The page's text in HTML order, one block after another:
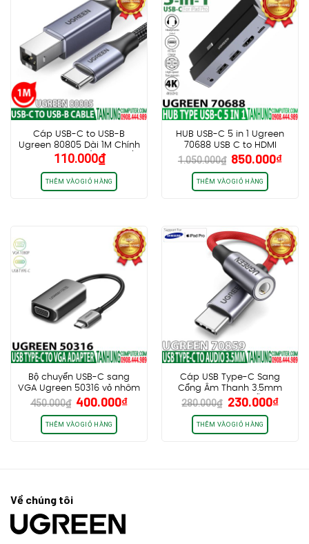
Cáp USB-C to USB-B
Ugreen 80805 Dài 1M Chính
hãng cao cấp (Vỏ Nhôm)
110.000₫
THÊM VÀO GIỎ HÀNG
HUB USB-C 5 in 1 Ugreen
70688 USB C to HDMI
4K60Hz + USB 3.0 + Audio
3.5mm + PD Power Delivery
100W (Dành cho iPad Pro)
1.050.000₫ Giá
gốc
là:
1.050.000₫.
850.000₫Giá
THÊM VÀO GIỎ HÀNG
Bộ chuyển USB-C sang
VGA Ugreen 50316 vỏ nhôm
cao cấp
450.000₫ Giá
gốc
là:
450.000₫.
400.000₫Giá
THÊM VÀO GIỎ HÀNG
Cáp USB Type-C Sang
Cổng Âm Thanh 3.5mm
Ugreen 70859, hỗ trợ
Samsung/ iPad Pro/
Surface chính hãng cao
cấp
280.000₫ Giá
gốc
là:
280.000₫.
230.000₫Giá
THÊM VÀO GIỎ HÀNG
Về chúng tôi